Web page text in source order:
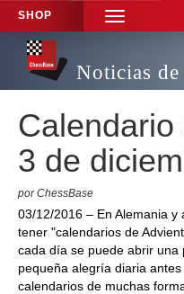
SHOP
TOGGLE
NAVIGATION
Noticias de
Calendario
3 de
por ChessBase
03/12/2016 – En Alemania
tener "calendarios de
cada día se puede abrir una
pequeña alegría diaria
calendarios de muchas